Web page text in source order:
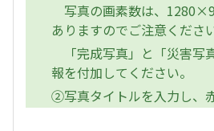
写真の画素数は、
ありますのでご注意くださ
「完成写真」と「災害写
報を付加してください。
②写真タイトルを入力し、